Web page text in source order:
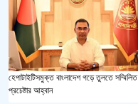
হেপাটাইটিসমুক্ত বাংলাদেশ গড়ে তুলতে সম্মিলিত
প্রচেষ্টার আহ্বান